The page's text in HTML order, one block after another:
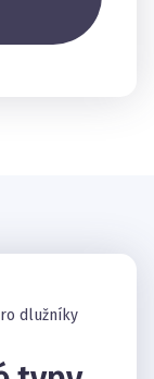
dlužníky